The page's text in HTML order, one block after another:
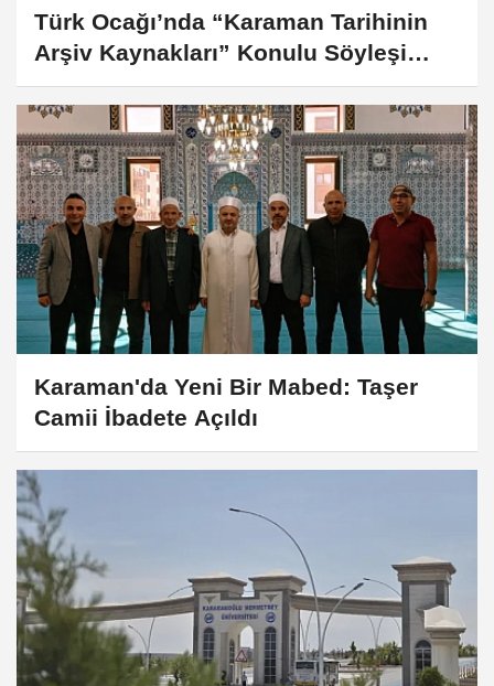
Türk Ocağı’nda “Karaman Tarihinin
Arşiv Kaynakları” Konulu Söyleşi
Düzenlenecek
Karaman'da Yeni Bir Mabed: Taşer
Camii İbadete Açıldı